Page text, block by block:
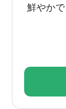
鮮やか